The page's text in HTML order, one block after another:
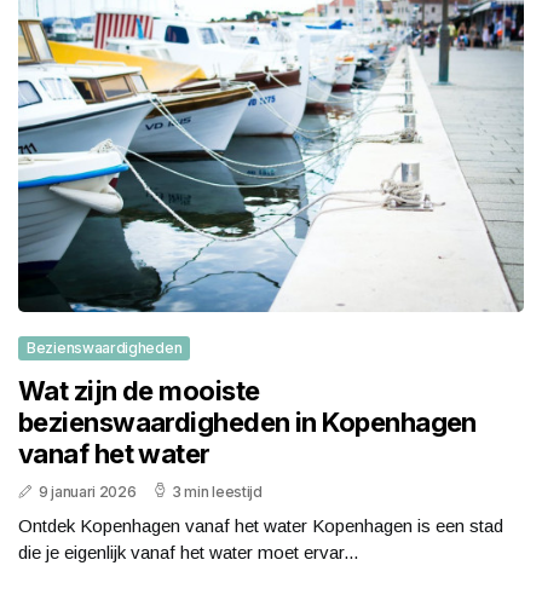
Bezienswaardigheden
Wat zijn de mooiste
bezienswaardigheden in Kopenhagen
vanaf het water
9 januari 2026 3 min leestijd
Ontdek Kopenhagen vanaf het water Kopenhagen is een stad
die je eigenlijk vanaf het water moet ervar...